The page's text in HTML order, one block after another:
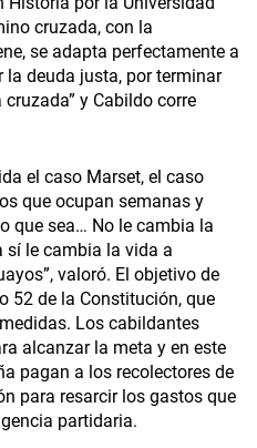
cruzada, con la
se adapta perfectamente a
deuda justa, por terminar
y Cabildo corre
el caso Marset, el caso
que ocupan semanas y
que sea… No le cambia la
sí le cambia la vida a
valoró. El objetivo de
52 de la Constitución, que
Los cabildantes
alcanzar la meta y en este
pagan a los recolectores de
para resarcir los gastos que
partidaria.